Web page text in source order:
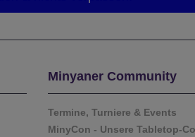
Minyaner Community
Termine, Turniere & Events
MinyCon - Unsere Tabletop-